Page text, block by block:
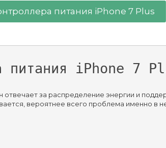
питания iPhone 7 Plus
питания iPhone 7
за распределение энергии и
вероятнее всего проблема именно в